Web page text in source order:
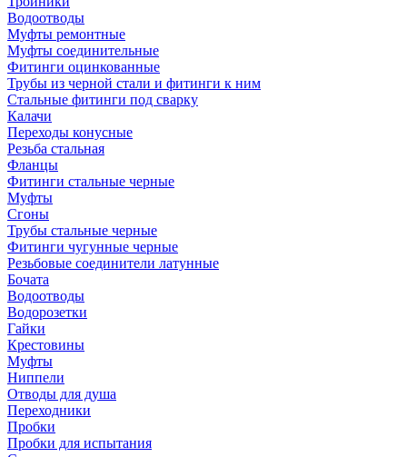
Водоотводы
Муфты ремонтные
Муфты соединительные
Фитинги оцинкованные
Трубы из черной стали и фитинги к ним
Стальные фитинги под сварку
Калачи
Переходы конусные
Резьба стальная
Фланцы
Фитинги стальные черные
Муфты
Сгоны
Трубы стальные черные
Фитинги чугунные черные
Резьбовые соединители латунные
Бочата
Водоотводы
Водорозетки
Гайки
Крестовины
Муфты
Ниппели
Отводы для душа
Переходники
Пробки
Пробки для испытания